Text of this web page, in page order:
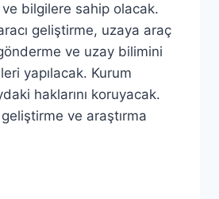
bilgilere sahip olacak.
geliştirme, uzaya araç
ve uzay bilimini
yapılacak. Kurum
haklarını koruyacak.
ve araştırma